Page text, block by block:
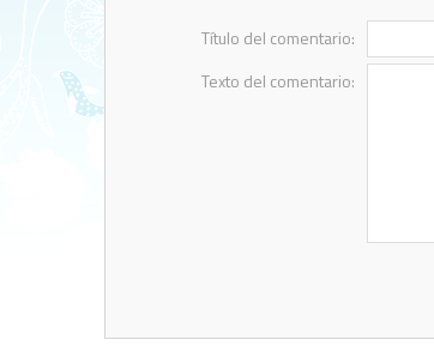
Título del comentario:
Texto del comentario: